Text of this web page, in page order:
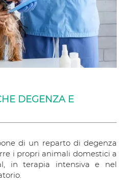
DEGENZA E
di un reparto di degenza
i propri animali domestici a
in terapia intensiva e nel